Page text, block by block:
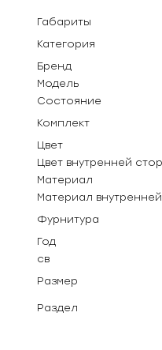
Габариты
Категория
Бренд
Модель
Состояние
Комплект
Цвет
Цвет внутренней
Материал
Материал
Фурнитура
Год
св
Размер
Раздел